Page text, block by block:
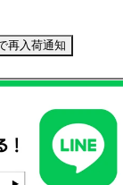
再入荷通知